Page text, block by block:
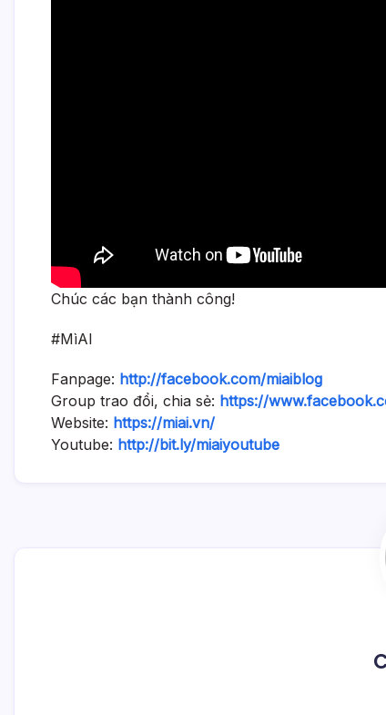
Chúc các bạn thành công!
#MìAI
Fanpage: http://facebook.com/miaiblog
Group trao đổi, chia sẻ: https://
Website: https://miai.vn/
Youtube: http://bit.ly/miaiyoutube